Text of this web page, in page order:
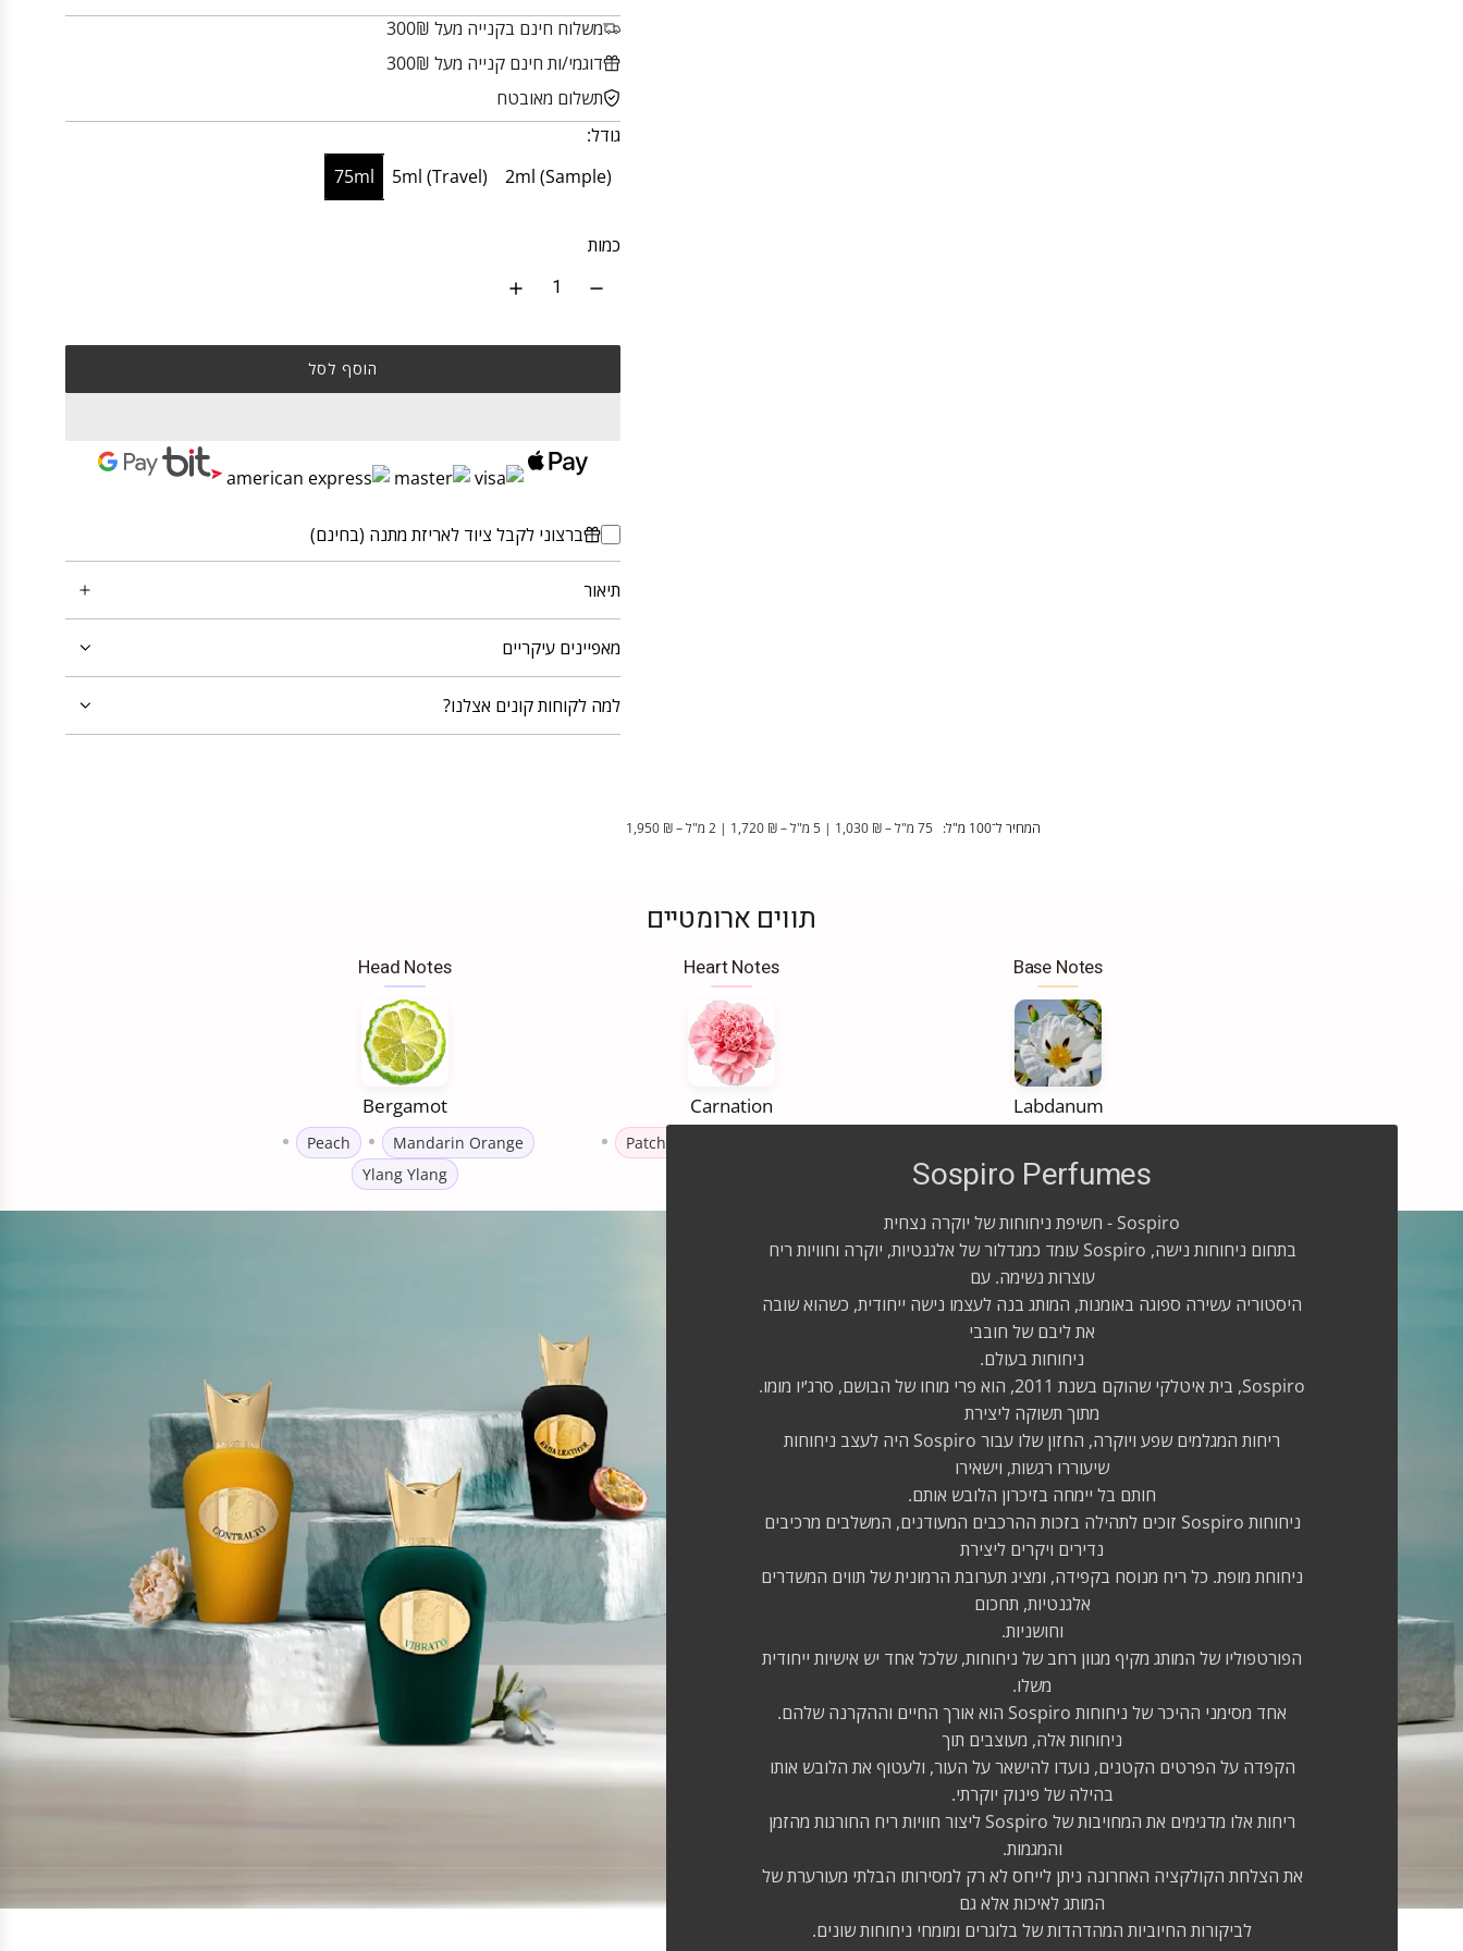
מ
ב
צ
ע
ר
ג
י
ל
משלוח חינם בקנייה מעל 300₪
דוגמי/ות חינם קנייה מעל 300₪
תשלום מאובטח
גודל:
75ml
5ml (Travel) 2ml (Sample)
כמות
הוסף לסל
ברצוני לקבל ציוד לאריזת מתנה (בחינם)
תיאור
מאפיינים עיקריים
למה לקוחות קונים אצלנו?
המחיר ל־100 מ"ל: 75 מ"ל – ₪ 1,030 | 5 מ"ל – ₪ 1,720 | 2 מ"ל – ₪ 1,950
תווים ארומטיים
Base Notes
Labdanum
Heart Notes
Carnation
Patchouli
Head Notes
Bergamot
Mandarin Orange
Peach
Ylang Ylang
Sospiro Perfumes
Sospiro - חשיפת ניחוחות של יוקרה נצחית
בתחום ניחוחות נישה, Sospiro עומד כמגדלור של אלגנטיות, יוקרה וחוויות ריח
עוצרות נשימה. עם
היסטוריה עשירה ספוגה באומנות, המותג בנה לעצמו נישה ייחודית, כשהוא שובה
את ליבם של חובבי
ניחוחות בעולם.
Sospiro, בית איטלקי שהוקם בשנת 2011, הוא פרי מוחו של הבושם, סרג׳יו מומו.
מתוך תשוקה ליצירת
ריחות המגלמים שפע ויוקרה, החזון שלו עבור Sospiro היה לעצב ניחוחות
שיעוררו רגשות, וישאירו
חותם בל יימחה בזיכרון הלובש אותם.
ניחוחות Sospiro זוכים לתהילה בזכות ההרכבים המעודנים, המשלבים מרכיבים
נדירים ויקרים ליצירת
ניחוחת מופת. כל ריח מנוסח בקפידה, ומציג תערובת הרמונית של תווים המשדרים
אלגנטיות, תחכום
וחושניות.
הפורטפוליו של המותג מקיף מגוון רחב של ניחוחות, שלכל אחד יש אישיות ייחודית
משלו.
אחד מסימני ההיכר של ניחוחות Sospiro הוא אורך החיים וההקרנה שלהם.
ניחוחות אלה, מעוצבים תוך
הקפדה על הפרטים הקטנים, נועדו להישאר על העור, ולעטוף את הלובש אותו
בהילה של פינוק יוקרתי.
ריחות אלו מדגימים את המחויבות של Sospiro ליצור חוויות ריח החורגות מהזמן
והמגמות.
את הצלחת הקולקציה האחרונה ניתן לייחס לא רק למסירותו הבלתי מעורערת של
המותג לאיכות אלא גם
לביקורות החיוביות המהדהדות של בלוגרים ומומחי ניחוחות שונים.